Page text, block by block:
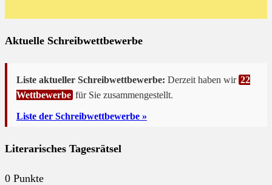
Aktuelle Schreibwettbewerbe
Liste aktueller Schreibwettbewerbe: Derzeit haben wir 22
Wettbewerbe für Sie zusammengestellt.
Liste der Schreibwettbewerbe »
Literarisches Tagesrätsel
0 Punkte